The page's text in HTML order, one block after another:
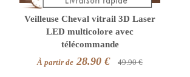
Veilleuse Cheval vitrail 3D Laser
LED multicolore avec
télécommande
À partir de 28.90 € 49.90 €